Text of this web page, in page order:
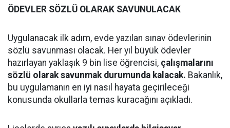
ÖDEVLER SÖZLÜ OLARAK SAVUNULACAK
Uygulanacak ilk adım, evde yazılan sınav ödevlerinin
sözlü savunması olacak. Her yıl büyük ödevler
hazırlayan yaklaşık 9 bin lise öğrencisi, çalışmalarını
sözlü olarak savunmak durumunda kalacak. Bakanlık,
bu uygulamanın en iyi nasıl hayata geçirileceği
konusunda okullarla temas kuracağını açıkladı.